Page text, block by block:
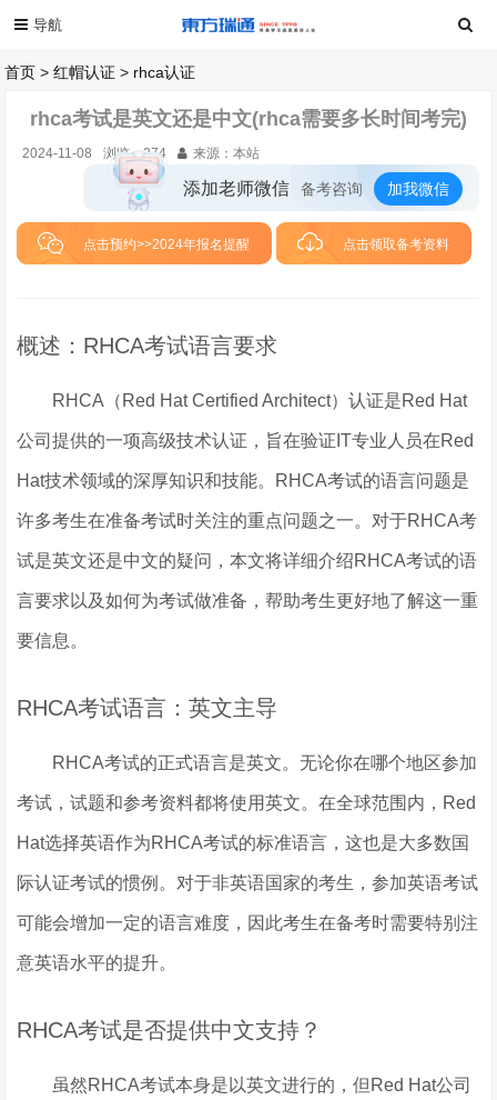
首页 >红帽认证 > rhca认证
rhca考试是英文还是中文(rhca需要多长时间考完)
2024-11-08 浏览：274 来源：本站
添加老师微信 备考咨询 加我微信
点击预约>>2024年报名提醒 点击领取备考资料
概述：RHCA考试语言要求
RHCA（Red Hat Certified Architect）认证是Red Hat
公司提供的一项高级技术认证，旨在验证IT专业人员在Red
Hat技术领域的深厚知识和技能。RHCA考试的语言问题是
许多考生在准备考试时关注的重点问题之一。对于RHCA考
试是英文还是中文的疑问，本文将详细介绍RHCA考试的语
言要求以及如何为考试做准备，帮助考生更好地了解这一重
要信息。
RHCA考试语言：英文主导
RHCA考试的正式语言是英文。无论你在哪个地区参加
考试，试题和参考资料都将使用英文。在全球范围内，Red
Hat选择英语作为RHCA考试的标准语言，这也是大多数国
际认证考试的惯例。对于非英语国家的考生，参加英语考试
可能会增加一定的语言难度，因此考生在备考时需要特别注
意英语水平的提升。
RHCA考试是否提供中文支持？
虽然RHCA考试本身是以英文进行的，但Red Hat公司